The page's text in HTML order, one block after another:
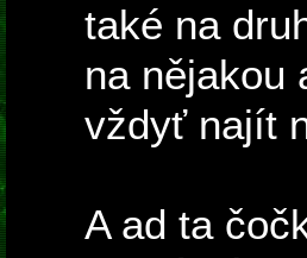
také na
na nějakou
vždyť najít
A ad ta